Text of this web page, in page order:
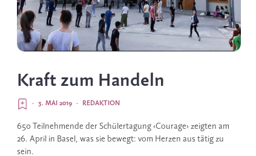
Kraft zum Handeln
REDAKTION
·
3. MAI 2019
·
650 Teilnehmende der Schülertagung ‹Courage› zeigten am
26. April in Basel, was sie bewegt: vom Herzen aus tätig zu
sein.